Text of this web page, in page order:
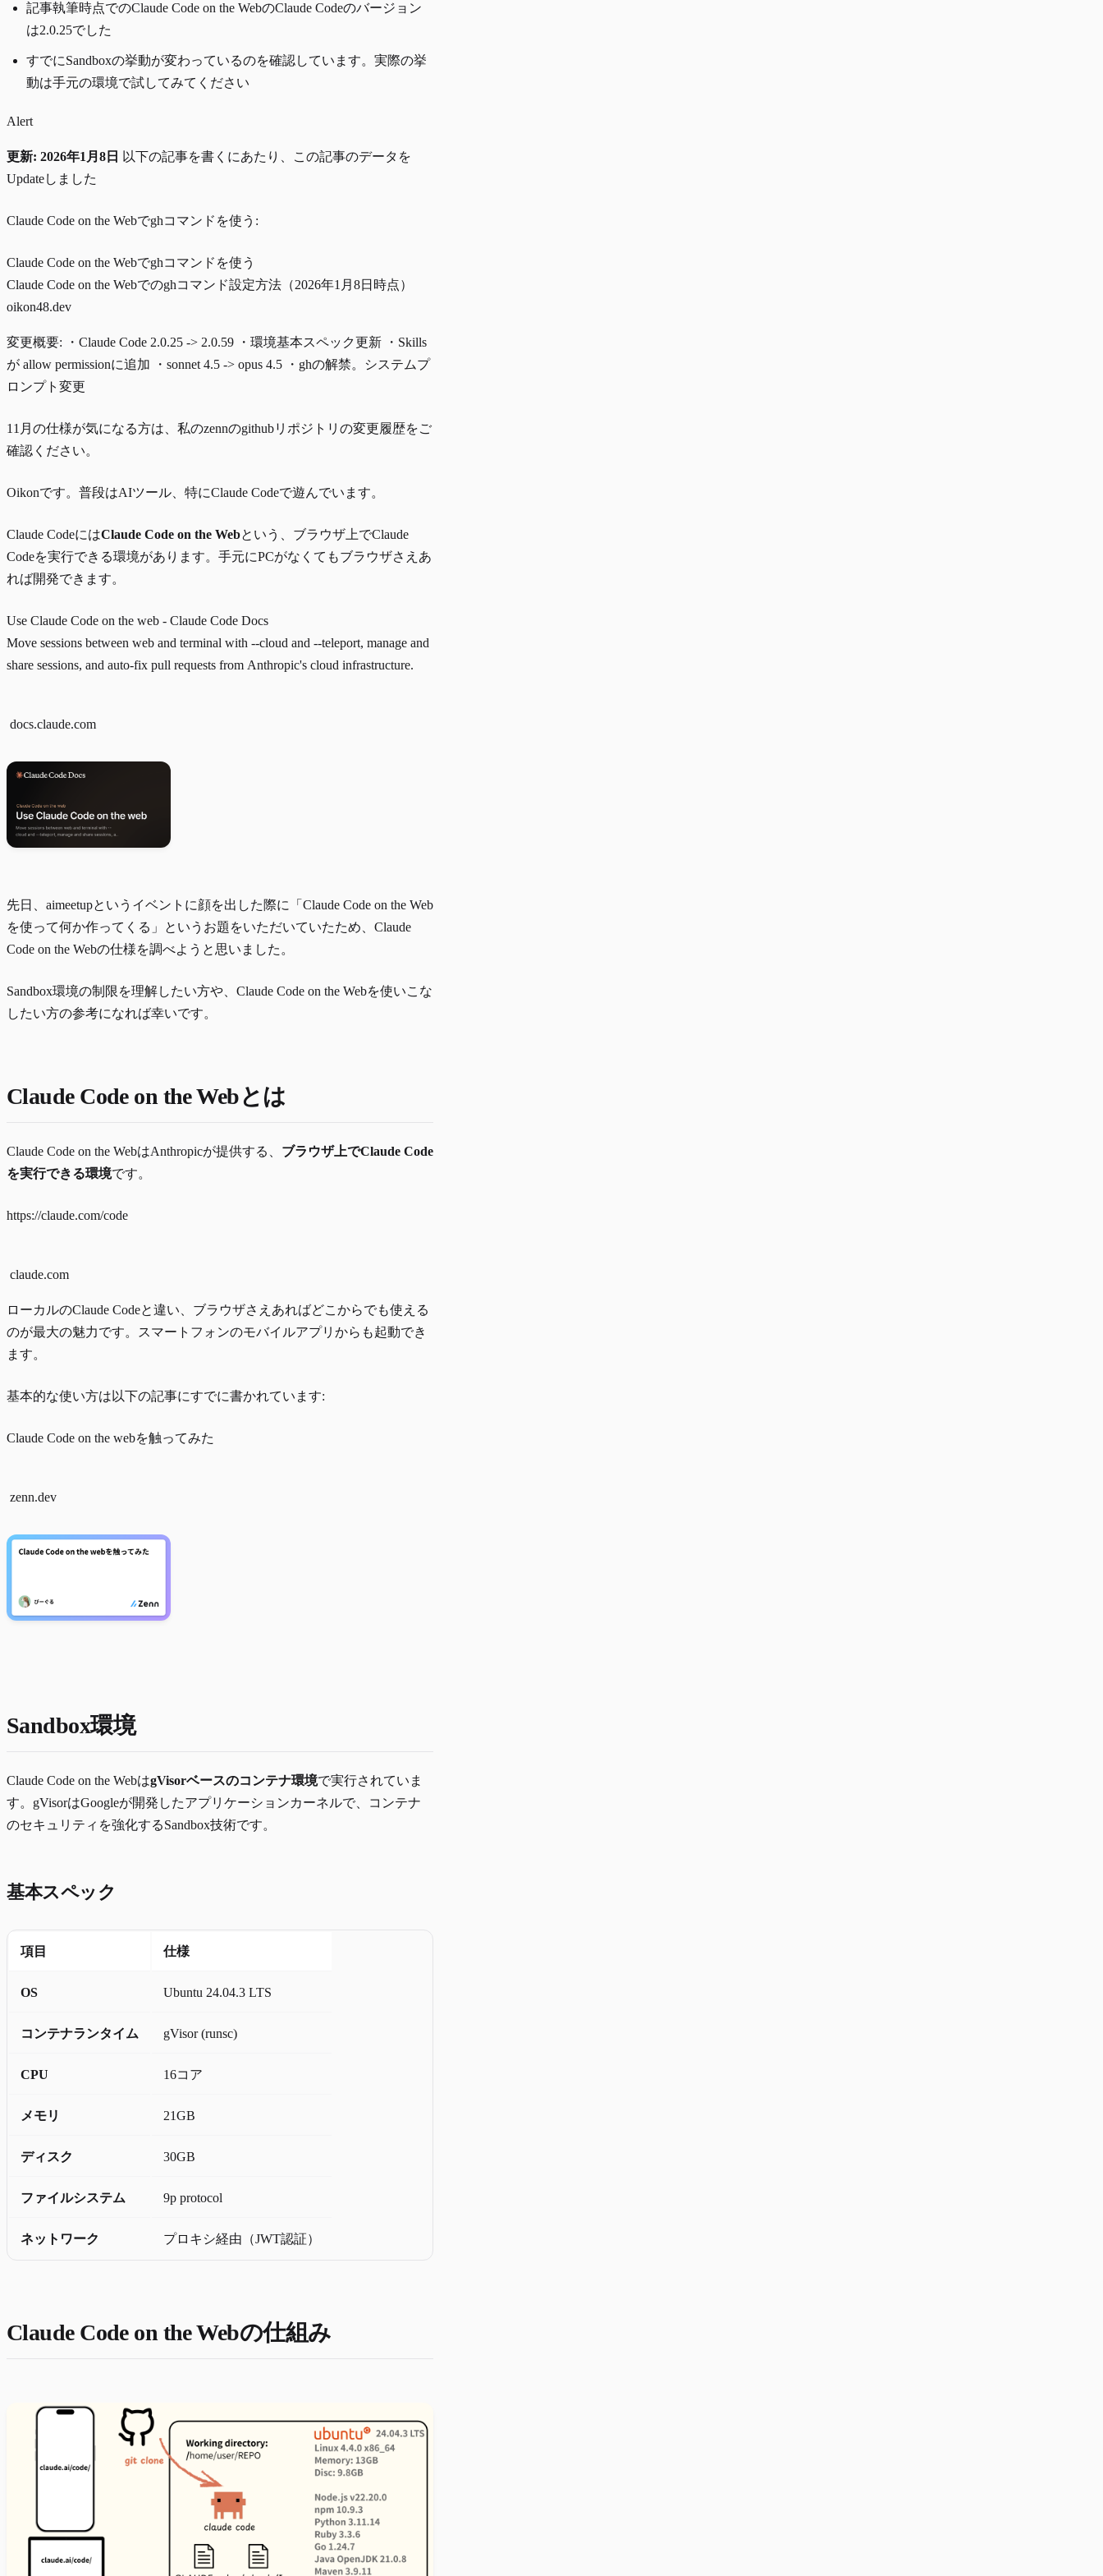
記事執筆時点でのClaude Code on the WebのClaude Codeのバージョン
は2.0.25でした
すでにSandboxの挙動が変わっているのを確認しています。実際の挙
動は手元の環境で試してみてください
Alert
更新: 2026年1月8日
以下の記事を書くにあたり、この記事のデータを
Updateしました
Claude Code on the Webでghコマンドを使う:
Claude Code on the Webでghコマンドを使う
Claude Code on the Webでのghコマンド設定方法（2026年1月8日時点）
oikon48.dev
変更概要: ・Claude Code 2.0.25 -> 2.0.59 ・環境基本スペック更新 ・Skills
が allow permissionに追加 ・sonnet 4.5 -> opus 4.5 ・ghの解禁。システムプ
ロンプト変更
11月の仕様が気になる方は、私のzennのgithubリポジトリ の変更履歴をご
確認ください。
Oikonです。普段はAIツール、特にClaude Codeで遊んでいます。
Claude CodeにはClaude Code on the Webという、ブラウザ上でClaude
Codeを実行できる環境があります。手元にPCがなくてもブラウザさえあ
れば開発できます。
Use Claude Code on the web - Claude Code Docs
Move sessions between web and terminal with --cloud and --teleport, manage and
share sessions, and auto-fix pull requests from Anthropic's cloud infrastructure.
docs.claude.com
先日、 aimeetupというイベントに顔を出した際に「Claude Code on the Web
を使って何か作ってくる」というお題をいただいていたため、Claude
Code on the Webの仕様を調べようと思いました。
Sandbox環境の制限を理解したい方や、Claude Code on the Webを使いこな
したい方の参考になれば幸いです。
Claude Code on the Webとは
Claude Code on the WebはAnthropicが提供する、 ブラウザ上でClaude Code
を実行できる環境です。
https://claude.com/code
claude.com
ローカルのClaude Codeと違い、ブラウザさえあればどこからでも使える
のが最大の魅力です。スマートフォンのモバイルアプリからも起動でき
ます。
基本的な使い方は以下の記事にすでに書かれています:
Claude Code on the webを触ってみた
zenn.dev
Sandbox環境
Claude Code on the WebはgVisorベースのコンテナ環境で実行されていま
す。 gVisorはGoogleが開発したアプリケーションカーネルで、コンテナ
のセキュリティを強化するSandbox技術です。
基本スペック
項目 仕様
OS Ubuntu 24.04.3 LTS
コンテナランタイム gVisor (runsc)
CPU 16コア
メモリ 21GB
ディスク 30GB
ファイルシステム 9p protocol
ネットワーク プロキシ経由（JWT認証）
Claude Code on the Webの仕組み